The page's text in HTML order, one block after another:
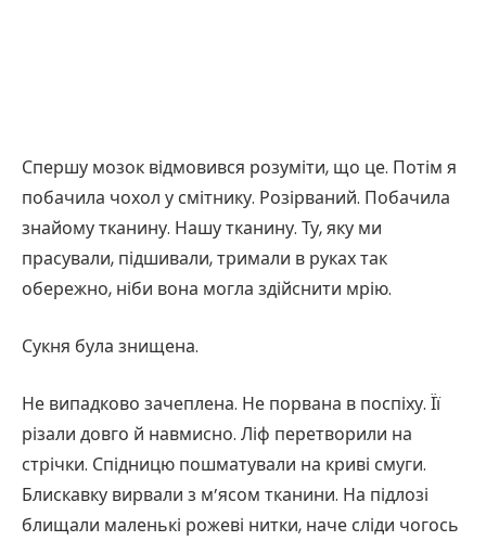
Спершу мозок відмовився розуміти, що це. Потім я
побачила чохол у смітнику. Розірваний. Побачила
знайому тканину. Нашу тканину. Ту, яку ми
прасували, підшивали, тримали в руках так
обережно, ніби вона могла здійснити мрію.
Сукня була знищена.
Не випадково зачеплена. Не порвана в поспіху. Її
різали довго й навмисно. Ліф перетворили на
стрічки. Спідницю пошматували на криві смуги.
Блискавку вирвали з м’ясом тканини. На підлозі
блищали маленькі рожеві нитки, наче сліди чогось